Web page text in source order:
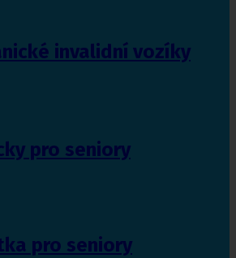
invalidní vozíky
pro seniory
pro seniory